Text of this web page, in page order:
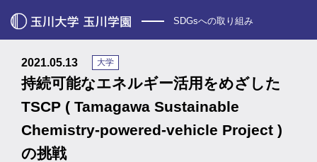
SDGsへの取り組み
持続可能なエネルギー活用をめざした
TSCP ( Tamagawa Sustainable
Chemistry-powered-vehicle Project )
の挑戦
2021.05.13 大学